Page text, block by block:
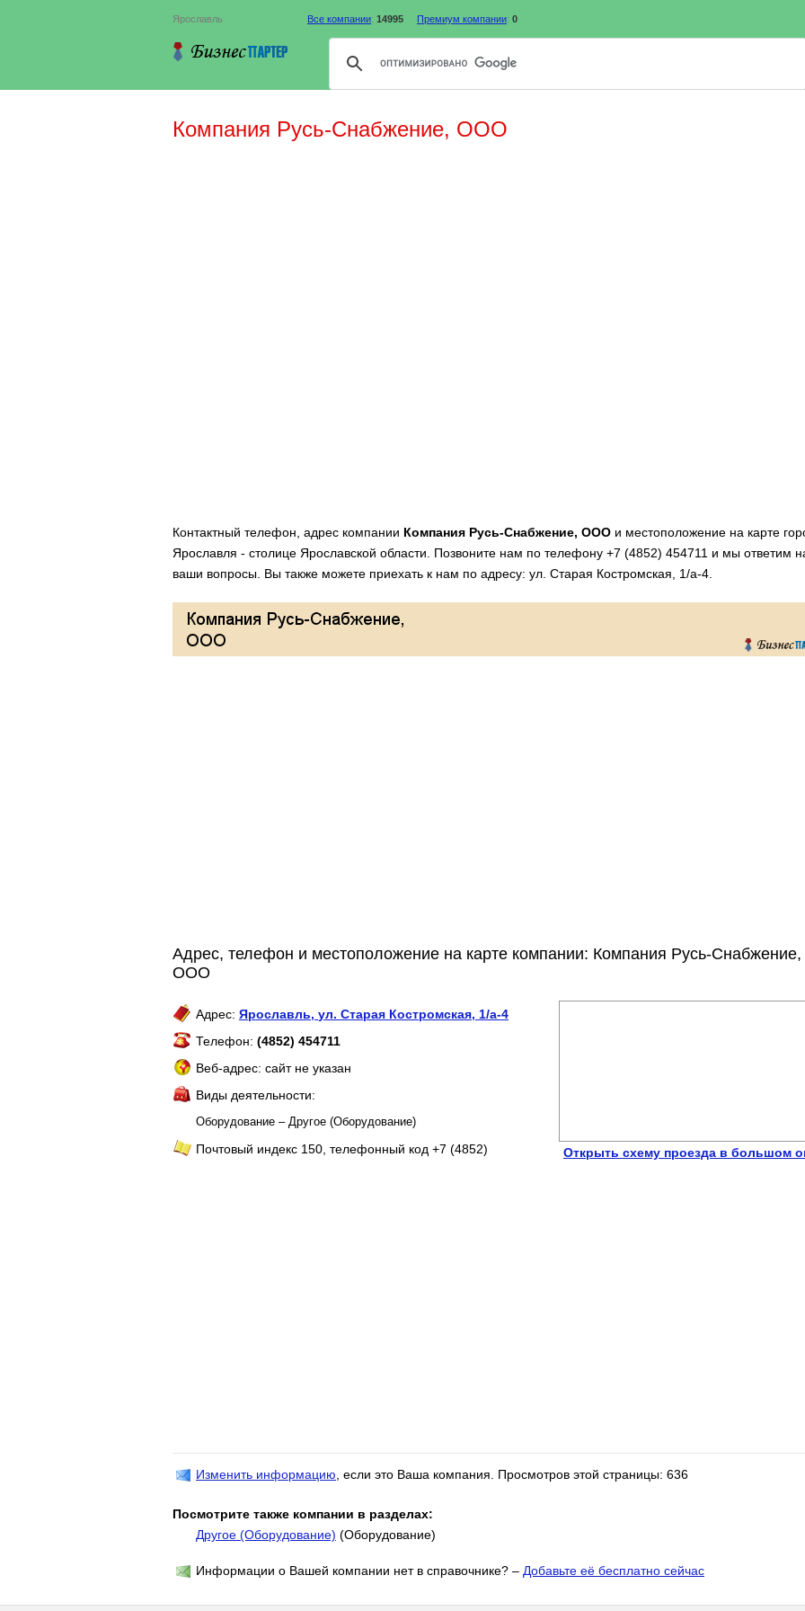
Ярославль Все компании: 14995 Премиум компании: 0
Компания Русь-Снабжение, ООО
Контактный телефон, адрес компании Компания Русь-Снабжение, ООО и местоположение на карте
Ярославля - столице Ярославской области. Позвоните нам по телефону +7 (4852) 454711 и мы ответим
ваши вопросы. Вы также можете приехать к нам по адресу: ул. Старая Костромская, 1/а-4.
Адрес, телефон и местоположение на карте компании: Компания Русь-Снабжение,
ООО
Адрес: Ярославль, ул. Старая Костромская, 1/а-4
Телефон: (4852) 454711
Веб-адрес: сайт не указан
Виды деятельности:
Оборудование – Другое (Оборудование)
Почтовый индекс 150, телефонный код +7 (4852) Открыть схему проезда в большом
Изменить информацию , если это Ваша компания. Просмотров этой страницы: 636
Посмотрите также компании в разделах:
Другое (Оборудование) (Оборудование)
Информации о Вашей компании нет в справочнике? – Добавьте её бесплатно сейчас